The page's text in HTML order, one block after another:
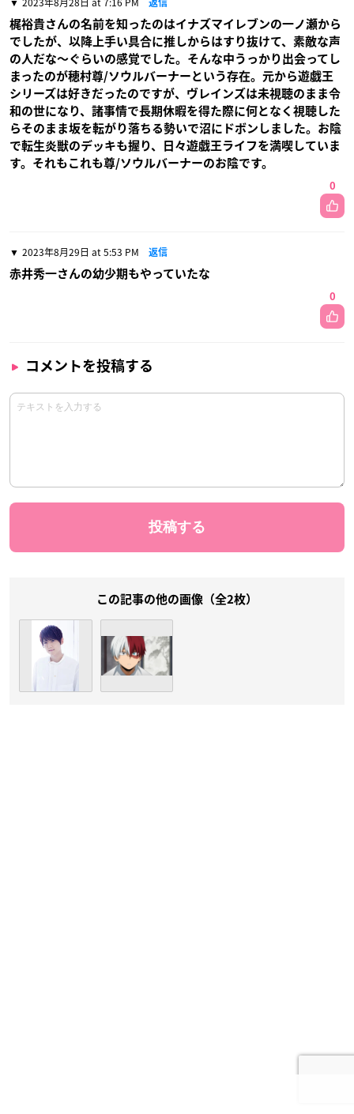
返信
梶裕貴さんの名前を知ったのはイナズマイレブンの一ノ瀬から
でしたが、以降上手い具合に推しからはすり抜けて、素敵な声
の人だな〜ぐらいの感覚でした。そんな中うっかり出会ってし
まったのが穂村尊/ソウルバーナーという存在。元から遊戯王
シリーズは好きだったのですが、ヴレインズは未視聴のまま令
和の世になり、諸事情で長期休暇を得た際に何となく視聴した
らそのまま坂を転がり落ちる勢いで沼にドボンしました。お陰
で転生炎獣のデッキも握り、日々遊戯王ライフを満喫していま
す。それもこれも尊/ソウルバーナーのお陰です。
0
2023年8月29日 at 5:53 PM 返信
赤井秀一さんの幼少期もやっていたな
0
コメントを投稿する
この記事の他の画像（全2枚）